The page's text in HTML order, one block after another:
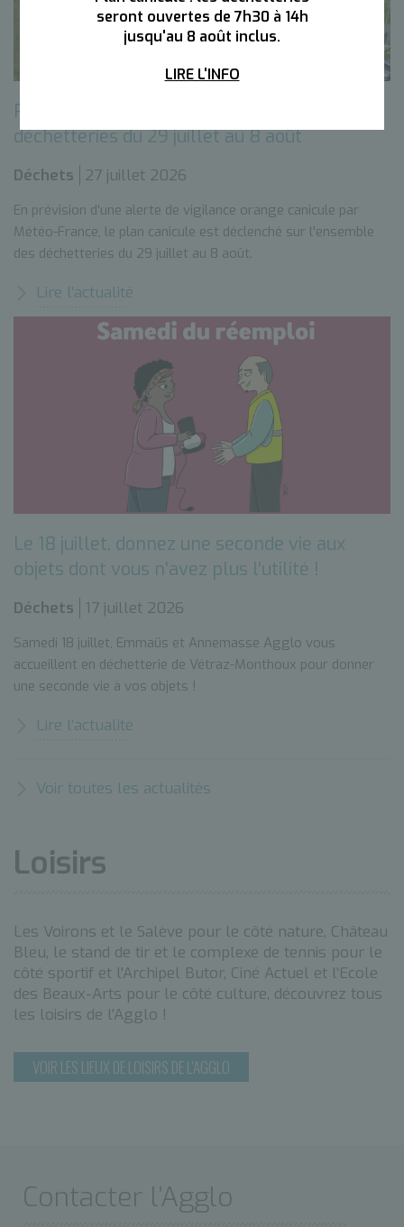
seront ouvertes de 7h30 à 14h
jusqu'au 8 août inclus.
LIRE L'INFO
Plan canicule : horaires adaptés dans les
déchetteries du 29 juillet au 8 août
Déchets 27 juillet 2026
En prévision d'une alerte de vigilance orange canicule par
Météo-France, le plan canicule est déclenché sur l'ensemble
des déchetteries du 29 juillet au 8 août.
Lire l’actualité
Le 18 juillet, donnez une seconde vie aux
objets dont vous n'avez plus l'utilité !
Déchets 17 juillet 2026
Samedi 18 juillet, Emmaüs et Annemasse Agglo vous
accueillent en déchetterie de Vétraz-Monthoux pour donner
une seconde vie à vos objets !
Lire l’actualité
Voir toutes les actualités
Loisirs
Les Voirons et le Salève pour le côté nature, Château
Bleu, le stand de tir et le complexe de tennis pour le
côté sportif et l'Archipel Butor, Ciné Actuel et l’Ecole
des Beaux-Arts pour le côté culture, découvrez tous
les loisirs de l’Agglo !
VOIR LES LIEUX DE LOISIRS DE L’AGGLO
Contacter l’Agglo